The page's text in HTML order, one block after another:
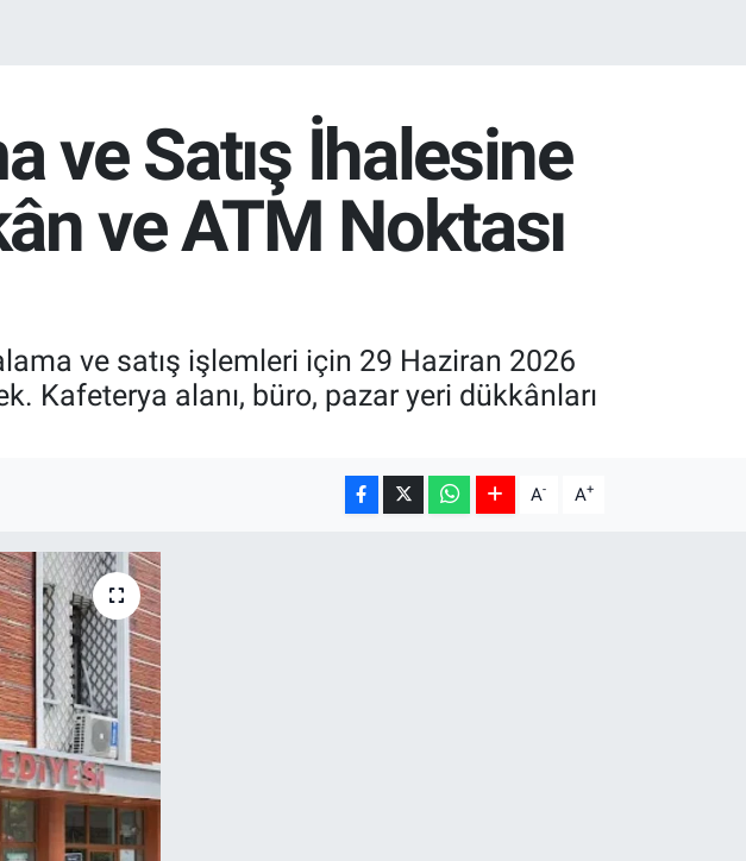
ve Satış İhalesine
ve ATM Noktası
ve satış işlemleri için 29 Haziran 2026
Kafeterya alanı, büro, pazar yeri dükkânları
A- A+